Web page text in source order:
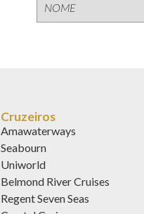
Cruzeiros
Amawaterways
Seabourn
Uniworld
Belmond River Cruises
Regent Seven Seas